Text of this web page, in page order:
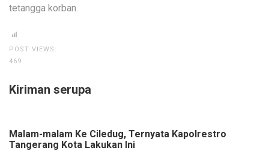
tetangga korban.
POST VIEWS:
469
Kiriman serupa
Malam-malam Ke Ciledug, Ternyata Kapolrestro
Tangerang Kota Lakukan Ini